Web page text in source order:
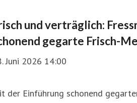
und verträglich:
gegarte Frisch-
Juni 2026 14:00
der Einführung schonend